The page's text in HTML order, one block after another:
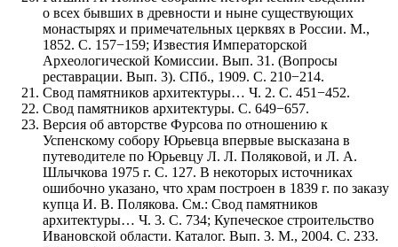
о всех бывших в древности и ныне существующих
монастырях и примечательных церквях в России. М.,
1852. С. 157−159; Известия Императорской
Археологической Комиссии. Вып. 31. (Вопросы
реставрации. Вып. 3). СПб., 1909. С. 210−214.
Свод памятников архитектуры… Ч. 2. С. 451−452.
Свод памятников архитектуры. С. 649−657.
Версия об авторстве Фурсова по отношению к
Успенскому собору Юрьевца впервые высказана в
путеводителе по Юрьевцу Л. Л. Поляковой, и Л. А.
Шлычкова 1975 г. С. 127. В некоторых источниках
ошибочно указано, что храм построен в 1839 г. по заказу
купца И. В. Полякова. См.: Свод памятников
архитектуры… Ч. 3. С. 734; Купеческое строительство
Ивановской области. Каталог. Вып. 3. М., 2004. С. 233.